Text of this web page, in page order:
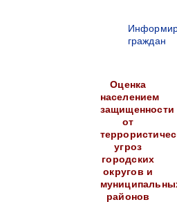
граждан
Оценка
населением
защищенности
от
угроз
городских
округов и
районов